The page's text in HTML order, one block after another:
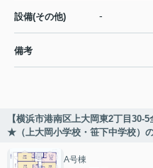
設備(その他) -
備考
【横浜市港南区上大岡東2丁目
★（上大岡小学校・笹下中学校）
A号棟